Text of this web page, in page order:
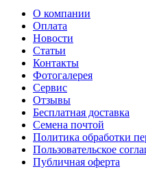
О компании
Оплата
Новости
Статьи
Контакты
Фотогалерея​
Сервис
Отзывы
Бесплатная доставка
Семена почтой
Политика обработки
Пользовательское
Публичная оферта